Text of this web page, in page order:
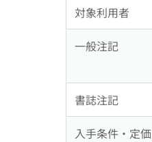
対象利用者
一般注記
書誌注記
入手条件・定価